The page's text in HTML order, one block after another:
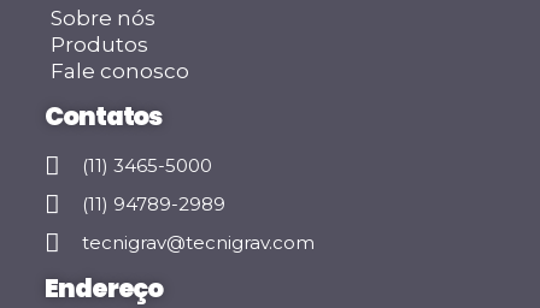
Sobre nós
Produtos
Fale conosco
Contatos
(11) 3465-5000
(11) 94789-2989
tecnigrav@tecnigrav.com
Endereço